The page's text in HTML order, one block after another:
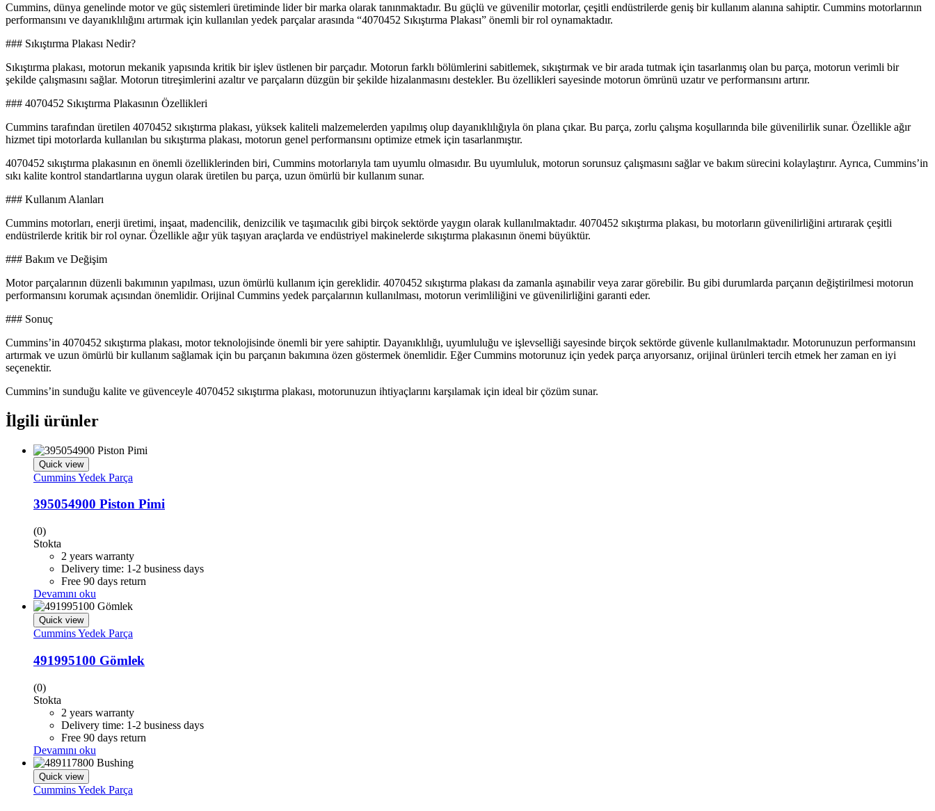
Cummins, dünya genelinde motor ve güç sistemleri üretiminde lider bir marka olarak tanınmaktadır. Bu güçlü ve güvenilir motorlar, çeşitli endüstrilerde geniş bir kullanım alanına sahiptir. Cummins motorlarının
performansını ve dayanıklılığını artırmak için kullanılan yedek parçalar arasında “4070452 Sıkıştırma Plakası” önemli bir rol oynamaktadır.
### Sıkıştırma Plakası Nedir?
Sıkıştırma plakası, motorun mekanik yapısında kritik bir işlev üstlenen bir parçadır. Motorun farklı bölümlerini sabitlemek, sıkıştırmak ve bir arada tutmak için tasarlanmış olan bu parça, motorun verimli bir
şekilde çalışmasını sağlar. Motorun titreşimlerini azaltır ve parçaların düzgün bir şekilde hizalanmasını destekler. Bu özellikleri sayesinde motorun ömrünü uzatır ve performansını artırır.
### 4070452 Sıkıştırma Plakasının Özellikleri
Cummins tarafından üretilen 4070452 sıkıştırma plakası, yüksek kaliteli malzemelerden yapılmış olup dayanıklılığıyla ön plana çıkar. Bu parça, zorlu çalışma koşullarında bile güvenilirlik sunar. Özellikle ağır
hizmet tipi motorlarda kullanılan bu sıkıştırma plakası, motorun genel performansını optimize etmek için tasarlanmıştır.
4070452 sıkıştırma plakasının en önemli özelliklerinden biri, Cummins motorlarıyla tam uyumlu olmasıdır. Bu uyumluluk, motorun sorunsuz çalışmasını sağlar ve bakım sürecini kolaylaştırır. Ayrıca, Cummins’in
sıkı kalite kontrol standartlarına uygun olarak üretilen bu parça, uzun ömürlü bir kullanım sunar.
### Kullanım Alanları
Cummins motorları, enerji üretimi, inşaat, madencilik, denizcilik ve taşımacılık gibi birçok sektörde yaygın olarak kullanılmaktadır. 4070452 sıkıştırma plakası, bu motorların güvenilirliğini artırarak çeşitli
endüstrilerde kritik bir rol oynar. Özellikle ağır yük taşıyan araçlarda ve endüstriyel makinelerde sıkıştırma plakasının önemi büyüktür.
### Bakım ve Değişim
Motor parçalarının düzenli bakımının yapılması, uzun ömürlü kullanım için gereklidir. 4070452 sıkıştırma plakası da zamanla aşınabilir veya zarar görebilir. Bu gibi durumlarda parçanın değiştirilmesi motorun
performansını korumak açısından önemlidir. Orijinal Cummins yedek parçalarının kullanılması, motorun verimliliğini ve güvenilirliğini garanti eder.
### Sonuç
Cummins’in 4070452 sıkıştırma plakası, motor teknolojisinde önemli bir yere sahiptir. Dayanıklılığı, uyumluluğu ve işlevselliği sayesinde birçok sektörde güvenle kullanılmaktadır. Motorunuzun performansını
artırmak ve uzun ömürlü bir kullanım sağlamak için bu parçanın bakımına özen göstermek önemlidir. Eğer Cummins motorunuz için yedek parça arıyorsanız, orijinal ürünleri tercih etmek her zaman en iyi
seçenektir.
Cummins’in sunduğu kalite ve güvenceyle 4070452 sıkıştırma plakası, motorunuzun ihtiyaçlarını karşılamak için ideal bir çözüm sunar.
İlgili ürünler
Quick view
Cummins Yedek Parça
395054900 Piston Pimi
(0)
Stokta
2 years warranty
Delivery time: 1-2 business days
Free 90 days return
Devamını oku
Quick view
Cummins Yedek Parça
491995100 Gömlek
(0)
Stokta
2 years warranty
Delivery time: 1-2 business days
Free 90 days return
Devamını oku
Quick view
Cummins Yedek Parça